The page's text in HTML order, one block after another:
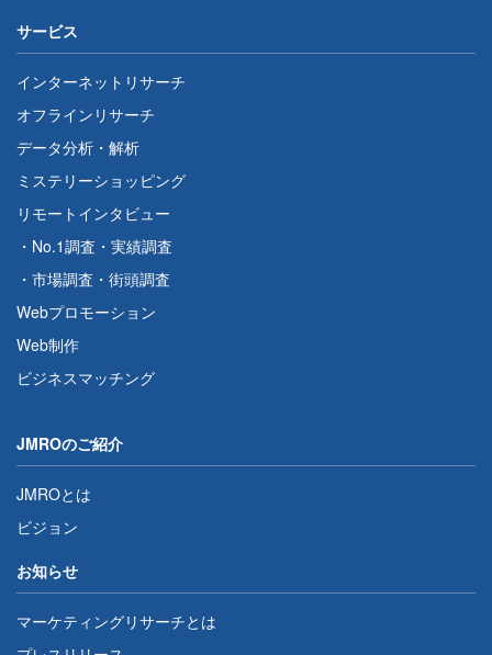
サービス
インターネットリサーチ
オフラインリサーチ
データ分析・解析
ミステリーショッピング
リモートインタビュー
・ No.1調査 ・ 実績調査
・ 市場調査 ・ 街頭調査
Webプロモーション
Web制作
ビジネスマッチング
JMROのご紹介
JMROとは
ビジョン
お知らせ
マーケティングリサーチとは